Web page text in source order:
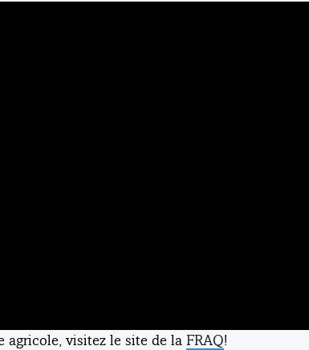
agricole, visitez le site de la FRAQ!